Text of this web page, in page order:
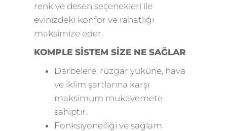
renk ve desen seçenekleri ile
evinizdeki konfor ve rahatlığı
maksimize eder.
KOMPLE SİSTEM SİZE NE SAĞLAR
Darbelere, rüzgar yüküne, hava
ve iklim şartlarına karşı
maksimum mukavemete
sahiptir.
Fonksiyonelliği ve sağlam